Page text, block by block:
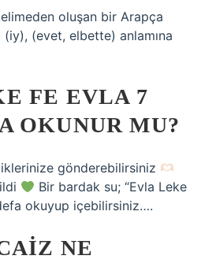
oluşan bir Arapça
(evet, elbette) anlamına
FE EVLA 7
OKUNUR MU?
gönderebilirsiniz
Bir bardak su; “Evla Leke
defa okuyup içebilirsiniz….
NE